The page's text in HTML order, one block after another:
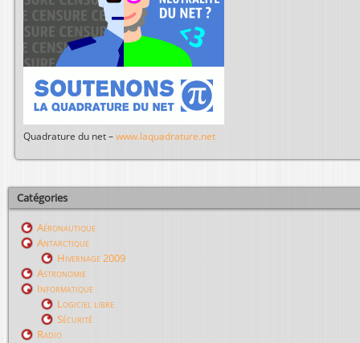
Quadrature du net – www.laquadrature.net
Catégories
Aéronautique
Antarctique
Hivernage 2009
Astronomie
Informatique
Logiciel libre
Sécurité
Radio